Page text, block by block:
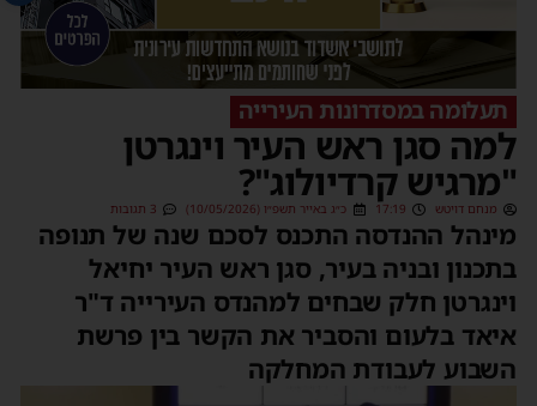
תעלומה במסדרונות העירייה
למה סגן ראש העיר וינגרטן
"מרגיש קרדיולוג"?
מנחם דויטש 17:19 כ״ג באייר תשפ״ו (10/05/2026) 3 תגובות
מינהל ההנדסה התכנס לסכם שנה של תנופה
בתכנון ובניה בעיר, סגן ראש העיר יחיאל
וינגרטן חלק שבחים למהנדס העירייה ד"ר
איאד בלעום והסביר את הקשר בין פרשת
השבוע לעבודת המחלקה